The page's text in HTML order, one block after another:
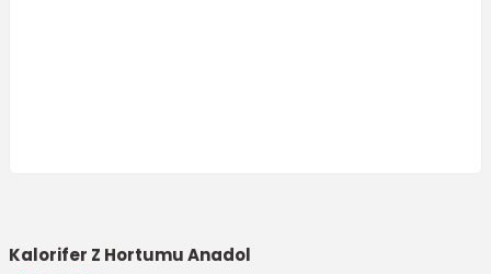
Kalorifer Z Hortumu Anadol